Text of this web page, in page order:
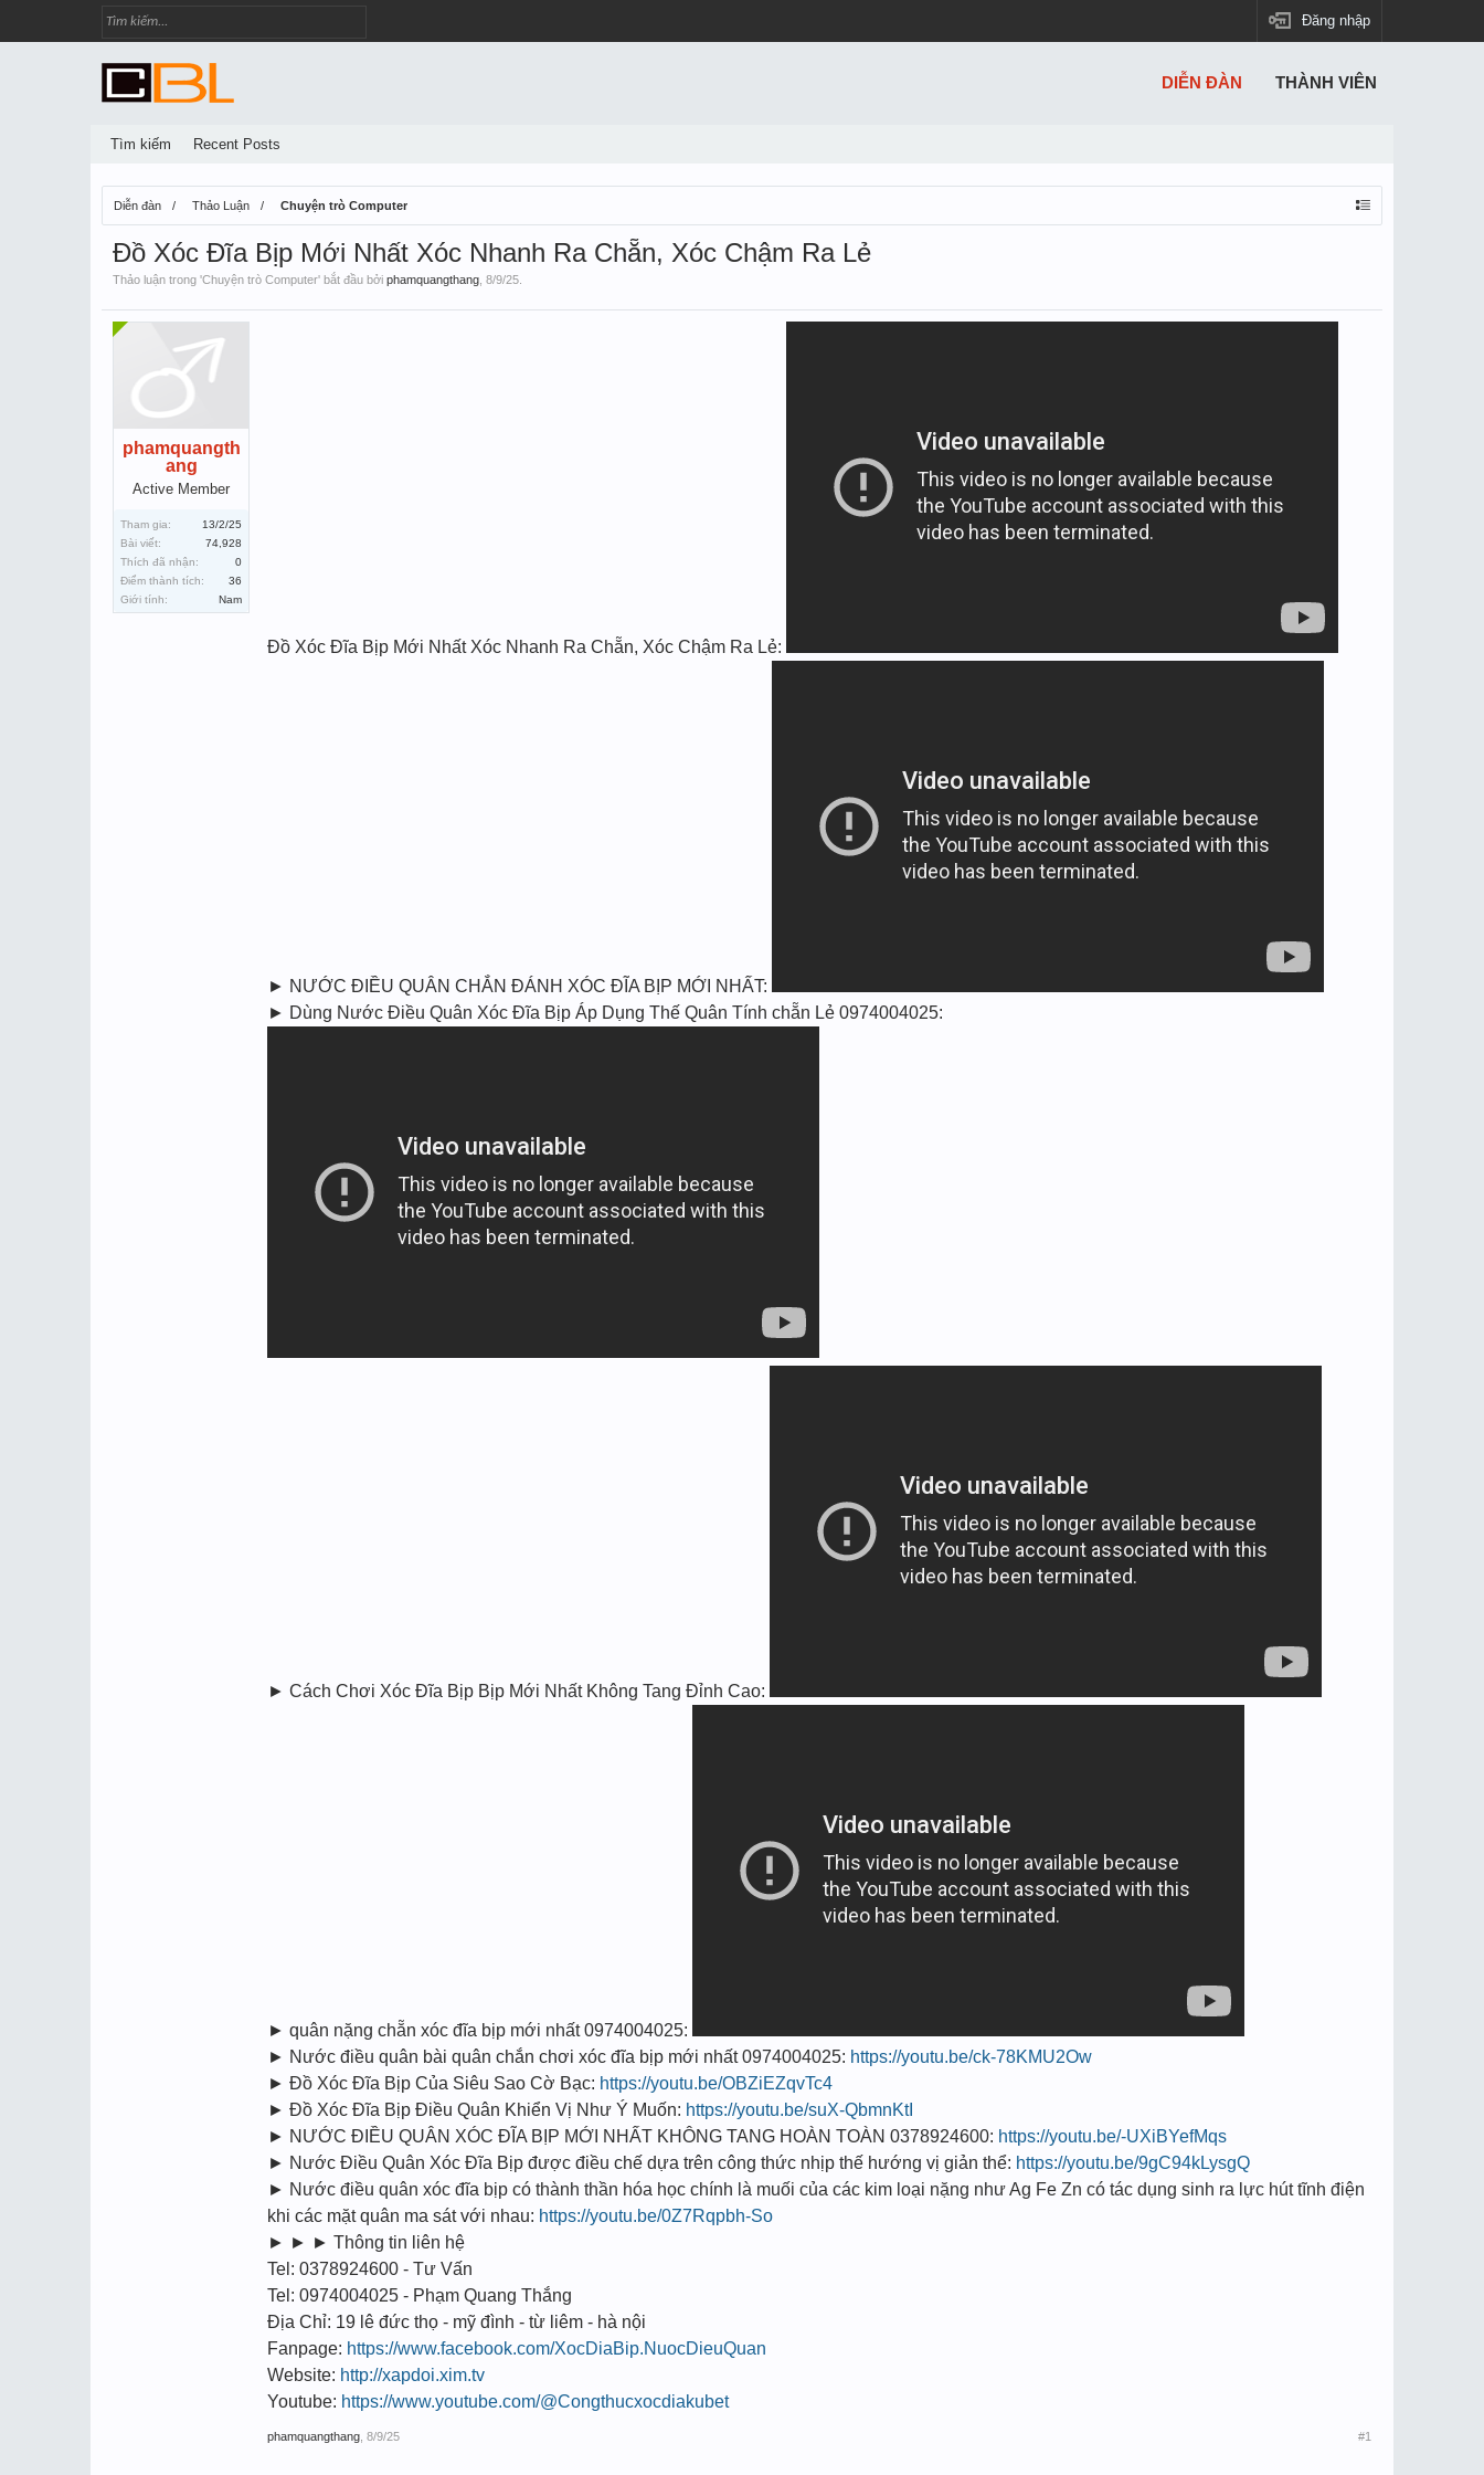
Đăng nhập
Diễn đàn Thảo Luận Chuyện trò Computer
Đồ Xóc Đĩa Bịp Mới Nhất Xóc Nhanh Ra Chẵn, Xóc Chậm Ra Lẻ
Thảo luận trong 'Chuyện trò Computer' bắt đầu bởi phamquangthang 8/9/25
phamquangth
ang
Active Member
Tham gia:
13/2/25
Bài viết:
74,928
Thích đã nhận:
0
Điểm thành tích:
36
Giới tính:
Nam
Đồ Xóc Đĩa Bịp Mới Nhất Xóc Nhanh Ra Chẵn, Xóc Chậm Ra Lẻ:
► NƯỚC ĐIỀU QUÂN CHẮN ĐÁNH XÓC ĐĨA BỊP MỚI NHẤT:
► Dùng Nước Điều Quân Xóc Đĩa Bịp Áp Dụng Thế Quân Tính chẵn Lẻ 0974004025:
► Cách Chơi Xóc Đĩa Bịp Bịp Mới Nhất Không Tang Đỉnh Cao:
► quân nặng chẵn xóc đĩa bịp mới nhất 0974004025:
► Nước điều quân bài quân chắn chơi xóc đĩa bịp mới nhất 0974004025: https://youtu.be/ck-78KMU2Ow
► Đồ Xóc Đĩa Bịp Của Siêu Sao Cờ Bạc: https://youtu.be/OBZiEZqvTc4
► Đồ Xóc Đĩa Bịp Điều Quân Khiển Vị Như Ý Muốn: https://youtu.be/suX-QbmnKtI
► NƯỚC ĐIỀU QUÂN XÓC ĐĨA BỊP MỚI NHẤT KHÔNG TANG HOÀN TOÀN 0378924600: https://youtu.be/-UXiBYefMqs
► Nước Điều Quân Xóc Đĩa Bịp được điều chế dựa trên công thức nhịp thế hướng vị giản thể: https://youtu.be/9gC94kLysgQ
► Nước điều quân xóc đĩa bịp có thành thần hóa học chính là muối của các kim loại nặng như Ag Fe Zn có tác dụng sinh ra lực hút tĩnh điện
khi các mặt quân ma sát với nhau: https://youtu.be/0Z7Rqpbh-So
► ► ► Thông tin liên hệ
Tel: 0378924600 - Tư Vấn
Tel: 0974004025 - Phạm Quang Thắng
Địa Chỉ: 19 lê đức thọ - mỹ đình - từ liêm - hà nội
Fanpage: https://www.facebook.com/XocDiaBip.NuocDieuQuan
Website: http://xapdoi.xim.tv
Youtube: https://www.youtube.com/@Congthucxocdiakubet
phamquangthang 8/9/25 #1
DIỄN ĐÀN
Tìm kiếm Recent Posts
THÀNH VIÊN